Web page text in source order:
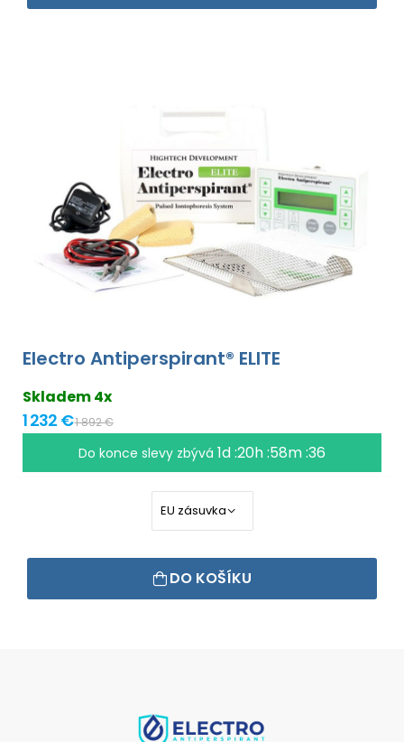
Electro Antiperspirant® ELITE
Skladem 4x
1 232 €1 892 €
Do konce slevy zbývá 1d :20h :58m :36
DO KOŠÍKU